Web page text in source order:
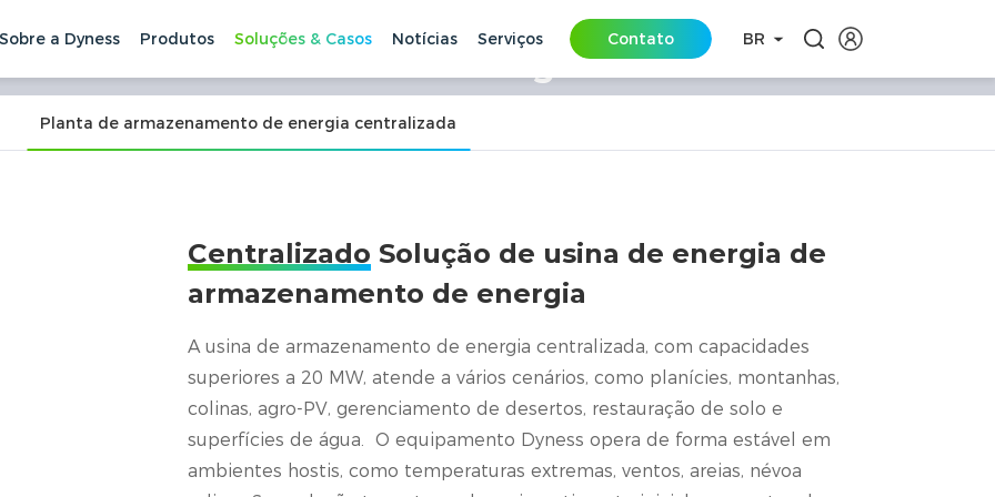
Sobre a Dyness Produtos Soluções & Casos Notícias Serviços Contato BR
de armazenamento de energia centralizada
low installation, operation and maintenance costs and investment costs
Planta de armazenamento de energia centralizada
Centralizado Solução de usina de energia de
armazenamento de energia
A usina de armazenamento de energia centralizada, com capacidades
superiores a 20 MW, atende a vários cenários, como planícies, montanhas,
colinas, agro-PV, gerenciamento de desertos, restauração de solo e
superfícies de água. O equipamento Dyness opera de forma estável em
ambientes hostis, como temperaturas extremas, ventos, areias, névoa